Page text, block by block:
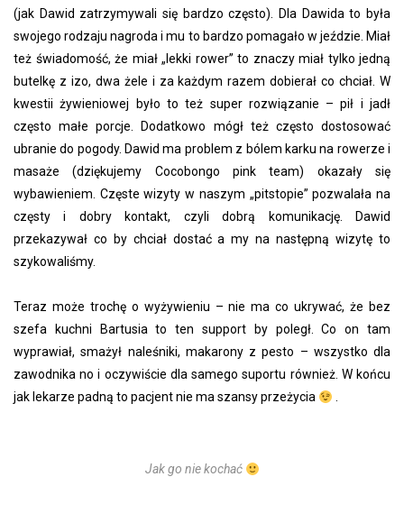
(jak Dawid zatrzymywali się bardzo często). Dla Dawida to była
swojego rodzaju nagroda i mu to bardzo pomagało w jeździe. Miał
też świadomość, że miał „lekki rower” to znaczy miał tylko jedną
butelkę z izo, dwa żele i za każdym razem dobierał co chciał. W
kwestii żywieniowej było to też super rozwiązanie – pił i jadł
często małe porcje. Dodatkowo mógł też często dostosować
ubranie do pogody. Dawid ma problem z bólem karku na rowerze i
masaże (dziękujemy Cocobongo pink team) okazały się
wybawieniem. Częste wizyty w naszym „pitstopie” pozwalała na
częsty i dobry kontakt, czyli dobrą komunikację. Dawid
przekazywał co by chciał dostać a my na następną wizytę to
szykowaliśmy.
Teraz może trochę o wyżywieniu – nie ma co ukrywać, że bez
szefa kuchni Bartusia to ten support by poległ. Co on tam
wyprawiał, smażył naleśniki, makarony z pesto – wszystko dla
zawodnika no i oczywiście dla samego suportu również. W końcu
jak lekarze padną to pacjent nie ma szansy przeżycia
.
Jak go nie kochać